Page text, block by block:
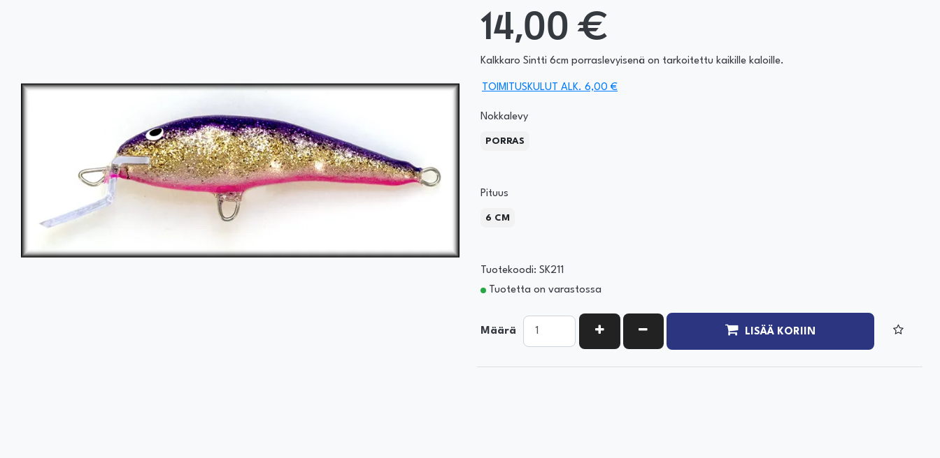
14,00 €
Kalkkaro Sintti 6cm porraslevyisenä on tarkoitettu kaikille kaloille.
TOIMITUSKULUT ALK. 6,00 €
Nokkalevy
PORRAS
Pituus
6 CM
Tuotekoodi: SK211
Tuotetta on varastossa
Määrä KASVATA MÄÄRÄÄ
VÄHENNÄ MÄÄRÄÄ LISÄÄ KORIIN